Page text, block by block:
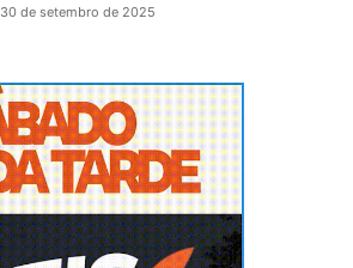
30 de setembro de 2025